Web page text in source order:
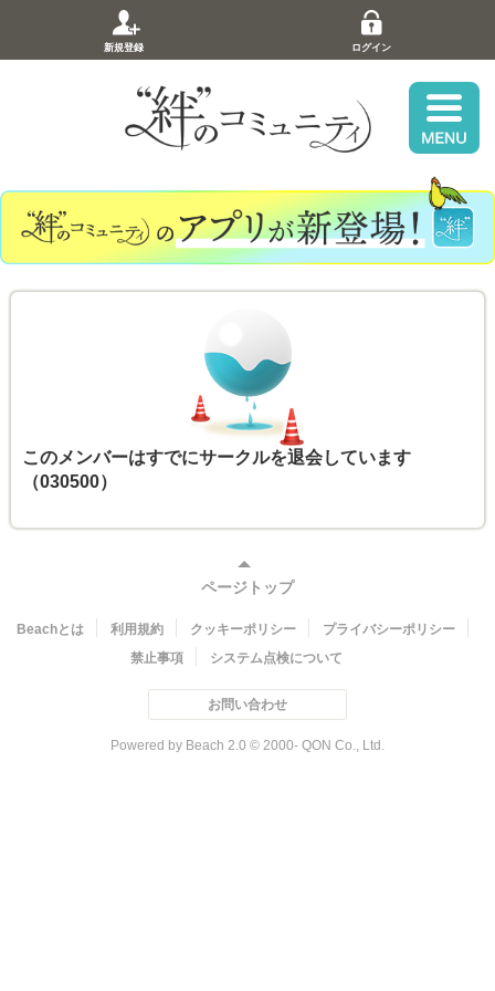
新規登録 ログイン
このメンバーはすでにサークルを退会しています
（030500）
ページトップ
Beachとは 利用規約 クッキーポリシー
プライバシーポリシー
禁止事項
システム点検について
お問い合わせ
Powered by Beach 2.0 © 2000- QON Co., Ltd.